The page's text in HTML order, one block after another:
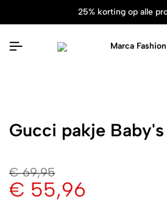
25% korting op alle
Gucci pakje Baby's
€69,95
€ 55,96